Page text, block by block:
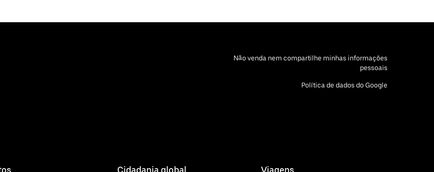
Não venda nem compartilhe minhas informações
pessoais
Política de dados do Google
Cidadania global Viagens